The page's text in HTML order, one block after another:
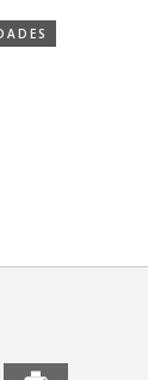
lectura infantil